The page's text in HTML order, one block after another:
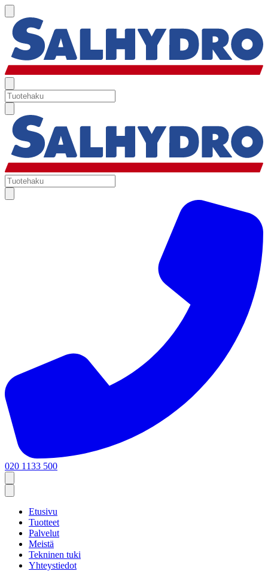
020 1133 500
Etusivu
Tuotteet
Palvelut
Meistä
Tekninen tuki
Yhteystiedot